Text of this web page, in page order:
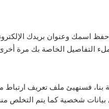
حفظ اسمك وعنوان بريدك
التفاصيل الخاصة بك مرة
فسنهيئ ملف تعريف
بيانات شخصية كما يتم التخلص